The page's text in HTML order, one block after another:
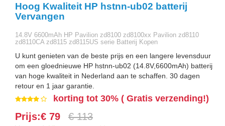
Hoog Kwaliteit HP hstnn-ub02 batterij
Vervangen
14.8V 6600mAh HP Pavilion zd8100 zd8100xx Pavilion zd8110
zd8110CA zd8115 zd8115US serie Batterij Kopen
U kunt genieten van de beste prijs en een langere levensduur
om een gloednieuwe HP hstnn-ub02 (14.8V,6600mAh) batterij
van hoge kwaliteit in Nederland aan te schaffen. 30 dagen
retour en 1 jaar garantie.
korting tot 30% ( Gratis verzending!)
Prijs:€ 79 € 113